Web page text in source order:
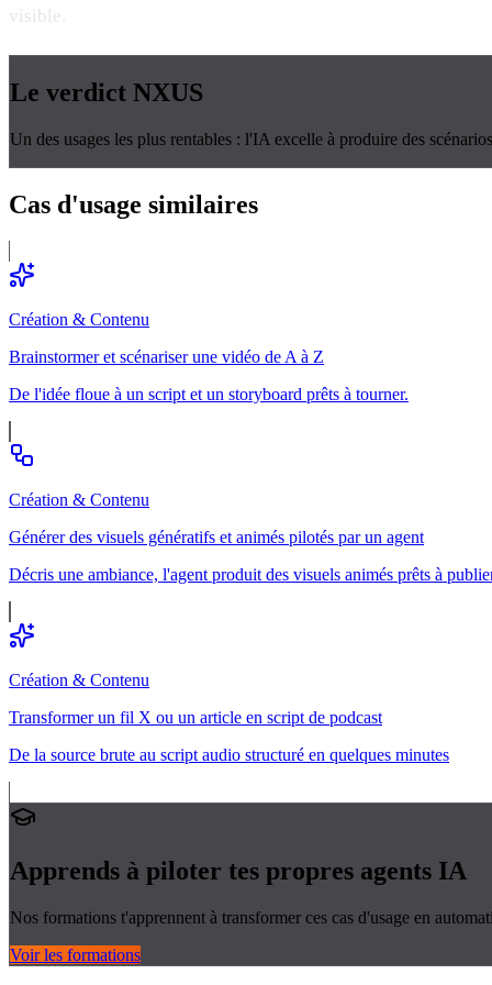
visible.
Le verdict NXUS
Un des usages les plus rentables : l'IA excelle à produire des
Cas d'usage similaires
Création & Contenu
Brainstormer et scénariser une vidéo de A à Z
De l'idée floue à un script et un storyboard prêts à tourner.
Création & Contenu
Générer des visuels génératifs et animés pilotés par un agent
Décris une ambiance, l'agent produit des visuels animés prêts à
Création & Contenu
Transformer un fil X ou un article en script de podcast
De la source brute au script audio structuré en quelques minutes
Apprends à piloter tes propres agents IA
Nos formations t'apprennent à transformer ces cas d'usage en
Voir les formations